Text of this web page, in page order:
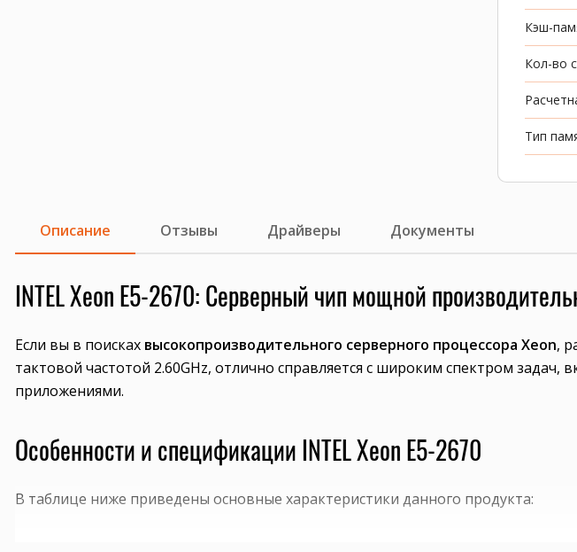
Кэш-
Кол-во
Тип
Описание Отзывы Драйверы Документы
INTEL Xeon E5-2670: Серверный чип мощной
Если вы в поисках высокопроизводительного серверного процессора Xeon,
тактовой частотой 2.60GHz, отлично справляется с широким спектром
приложениями.
Особенности и спецификации INTEL Xeon E5-2670
В таблице ниже приведены основные характеристики данного продукта: